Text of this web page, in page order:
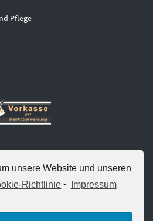
unsere Website und unseren
Richtlinie - Impressum
Pflege